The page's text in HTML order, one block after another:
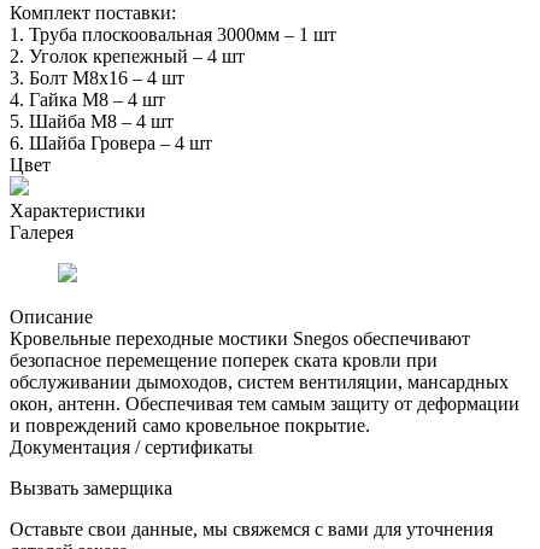
Комплект поставки:
1. Труба плоскоовальная 3000мм – 1 шт
2. Уголок крепежный – 4 шт
3. Болт М8х16 – 4 шт
4. Гайка М8 – 4 шт
5. Шайба М8 – 4 шт
6. Шайба Гровера – 4 шт
Цвет
Характеристики
Галерея
Описание
Кровельные переходные мостики Snegos обеспечивают
безопасное перемещение поперек ската кровли при
обслуживании дымоходов, систем вентиляции, мансардных
окон, антенн. Обеспечивая тем самым защиту от деформации
и повреждений само кровельное покрытие.
Документация / сертификаты
Вызвать замерщика
Оставьте свои данные, мы свяжемся с вами для уточнения